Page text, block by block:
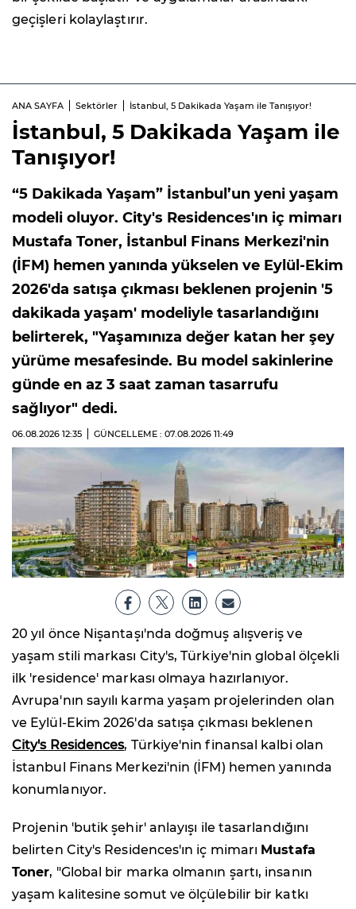
geçişleri kolaylaştırır.
ANA SAYFA Sektörler İstanbul, 5 Dakikada Yaşam ile Tanışıyor!
İstanbul, 5 Dakikada Yaşam ile
Tanışıyor!
“5 Dakikada Yaşam” İstanbul’un yeni yaşam
modeli oluyor. City's Residences'ın iç mimarı
Mustafa Toner, İstanbul Finans Merkezi'nin
(İFM) hemen yanında yükselen ve Eylül-Ekim
2026'da satışa çıkması beklenen projenin '5
dakikada yaşam' modeliyle tasarlandığını
belirterek, "Yaşamınıza değer katan her şey
yürüme mesafesinde. Bu model sakinlerine
günde en az 3 saat zaman tasarrufu
sağlıyor" dedi.
06.08.2026 12:35 GÜNCELLEME : 07.08.2026 11:49
20 yıl önce Nişantaşı'nda doğmuş alışveriş ve
yaşam stili markası City's, Türkiye'nin global ölçekli
ilk 'residence' markası olmaya hazırlanıyor.
Avrupa'nın sayılı karma yaşam projelerinden olan
ve Eylül-Ekim 2026'da satışa çıkması beklenen
City's Residences, Türkiye'nin finansal kalbi olan
İstanbul Finans Merkezi'nin (İFM) hemen yanında
konumlanıyor.
Projenin 'butik şehir' anlayışı ile tasarlandığını
belirten City's Residences'ın iç mimarı Mustafa
Toner, "Global bir marka olmanın şartı, insanın
yaşam kalitesine somut ve ölçülebilir bir katkı